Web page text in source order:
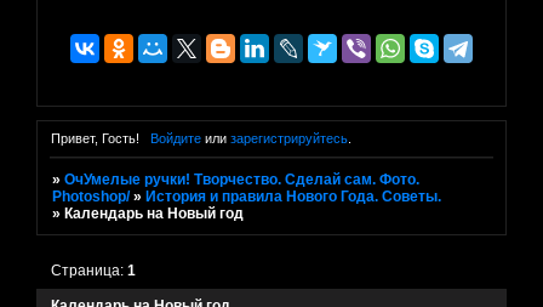
Привет, Гость! Войдитеили зарегистрируйтесь.
»ОчУмелые ручки! Творчество. Сделай сам. Фото.
Photoshop/ » История и правила Нового Года. Советы.
» Календарь на Новый год
Страница:1